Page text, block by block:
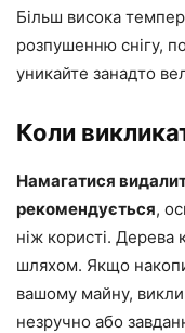
Більш висока
розпушенню снігу,
уникайте занадто
Коли
Намагатися
рекомендується,
ніж користі.
шляхом. Якщо
вашому майну,
незручно або